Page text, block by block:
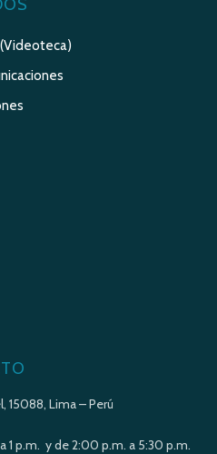
15088, Lima – Perú
1 p.m. y de 2:00 p.m. a 5:30 p.m.